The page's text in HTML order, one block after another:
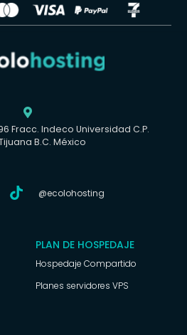

Fracc. Indeco Universidad C.P.
B.C. México
@ecolohosting
PLAN DE HOSPEDAJE
Hospedaje Compartido
Planes servidores VPS